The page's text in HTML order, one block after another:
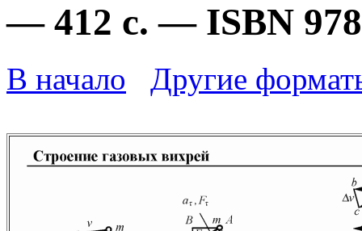
— 412 с. — ISBN
В начало Другие